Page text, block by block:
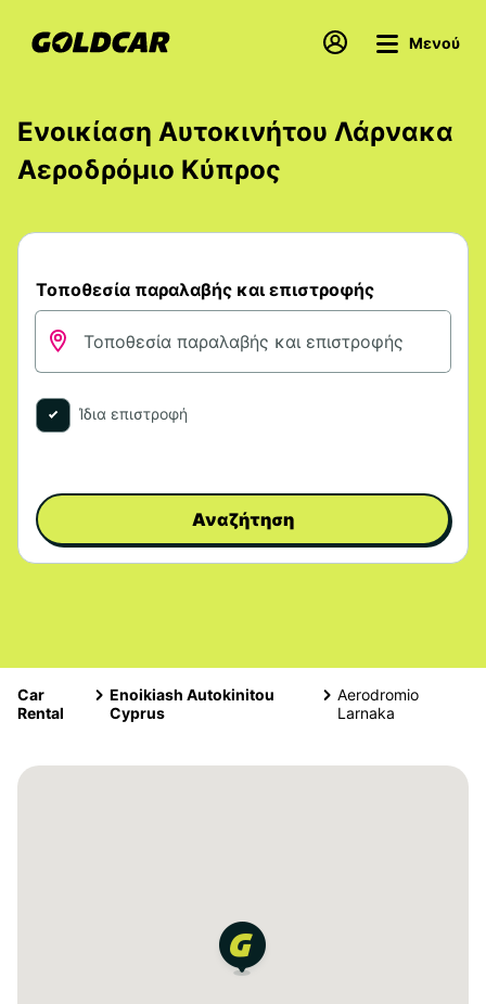
Μενού
Ενοικίαση Αυτοκινήτου Λάρνακα
Αεροδρόμιο Κύπρος
Τοποθεσία παραλαβής και επιστροφής
Ίδια επιστροφή
Αναζήτηση
Car
Rental
Enoikiash Autokinitou
Cyprus
Aerodromio
Larnaka